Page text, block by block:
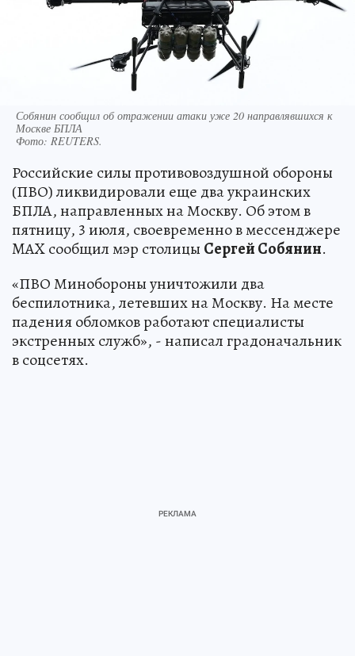
Собянин сообщил об отражении атаки уже 20 направлявшихся к
Москве БПЛА
Фото: REUTERS.
Российские силы противовоздушной обороны
(ПВО) ликвидировали еще два украинских
БПЛА, направленных на Москву. Об этом в
пятницу, 3 июля, своевременно в мессенджере
MAX сообщил мэр столицы Сергей Собянин.
«ПВО Минобороны уничтожили два
беспилотника, летевших на Москву. На месте
падения обломков работают специалисты
экстренных служб», - написал градоначальник
в соцсетях.